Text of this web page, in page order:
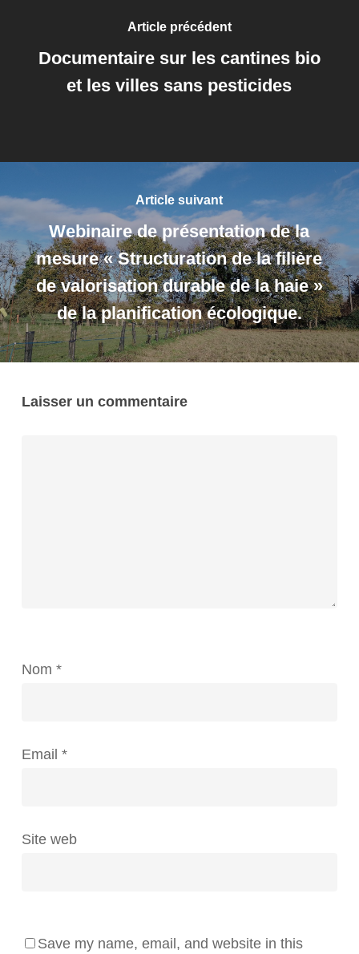
Article précédent
Documentaire sur les cantines bio
et les villes sans pesticides
Article suivant
Webinaire de présentation de la
mesure « Structuration de la filière
de valorisation durable de la haie »
de la planification écologique.
Laisser un commentaire
Nom *
Email *
Site web
Save my name, email, and website in this